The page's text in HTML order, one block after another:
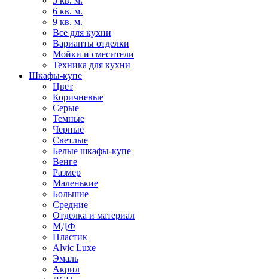
6 кв. м.
9 кв. м.
Все для кухни
Варианты отделки
Мойки и смесители
Техника для кухни
Шкафы-купе
Цвет
Коричневые
Серые
Темные
Черные
Светлые
Белые шкафы-купе
Венге
Размер
Маленькие
Большие
Средние
Отделка и материал
МДФ
Пластик
Alvic Luxe
Эмаль
Акрил